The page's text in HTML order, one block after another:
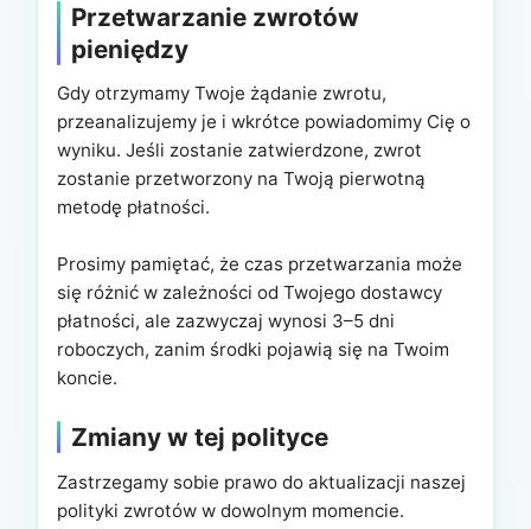
Przetwarzanie zwrotów
pieniędzy
Gdy otrzymamy Twoje żądanie zwrotu,
przeanalizujemy je i wkrótce powiadomimy Cię o
wyniku. Jeśli zostanie zatwierdzone, zwrot
zostanie przetworzony na Twoją pierwotną
metodę płatności.
Prosimy pamiętać, że czas przetwarzania może
się różnić w zależności od Twojego dostawcy
płatności, ale zazwyczaj wynosi 3–5 dni
roboczych, zanim środki pojawią się na Twoim
koncie.
Zmiany w tej polityce
Zastrzegamy sobie prawo do aktualizacji naszej
polityki zwrotów w dowolnym momencie.